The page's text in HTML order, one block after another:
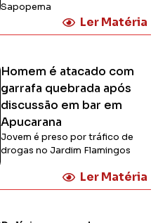
Sapopema
Ler Matéria
Homem é atacado com
garrafa quebrada após
discussão em bar em
Apucarana
Jovem é preso por tráfico de
drogas no Jardim Flamingos
Ler Matéria